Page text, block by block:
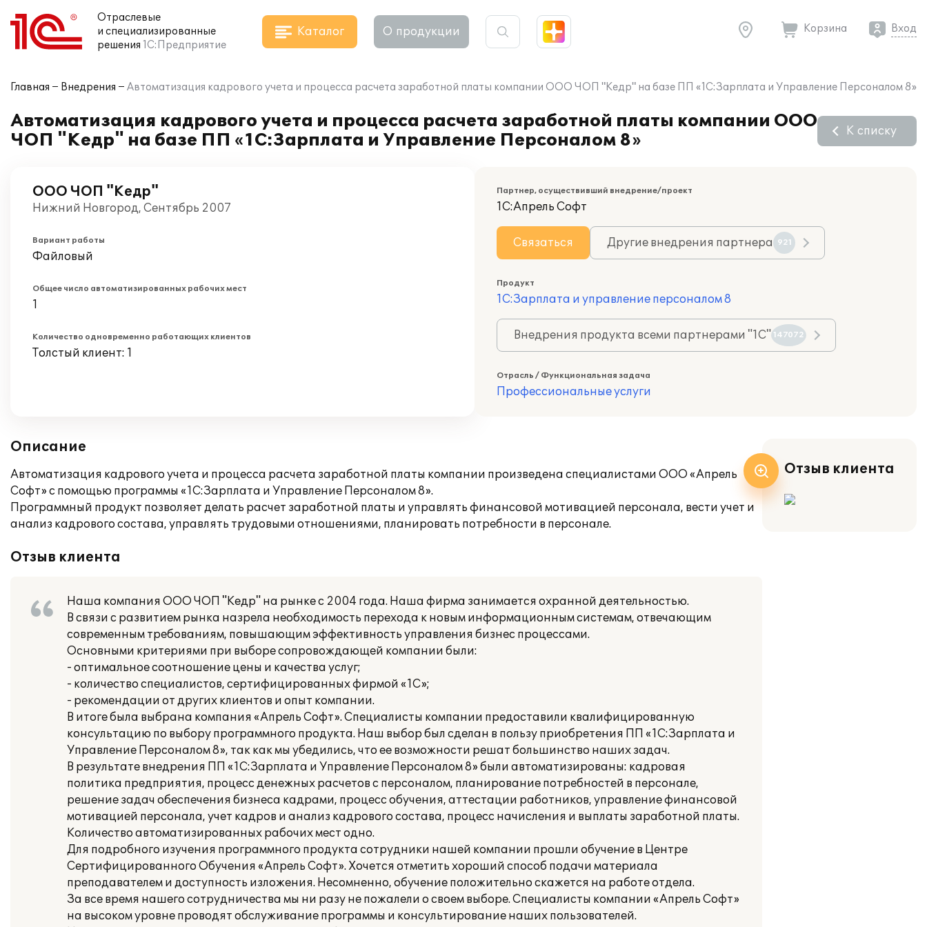
Отраслевые
и специализированные
решения 1С:Предприятие
Каталог О продукции Корзина Вход
Главная Внедрения Автоматизация кадрового учета и процесса расчета заработной платы компании ООО ЧОП "Кедр" на базе ПП «1С:Зарплата и Управление Персоналом 8»
Автоматизация кадрового учета и процесса расчета заработной платы компании ООО
ЧОП "Кедр" на базе ПП «1С:Зарплата и Управление Персоналом 8»
К списку
ООО ЧОП "Кедр"
Нижний Новгород, Сентябрь 2007
Вариант работы
Файловый
Общее число автоматизированных рабочих мест
1
Количество одновременно работающих клиентов
Толстый клиент: 1
Партнер, осуществивший внедрение/проект
1С:Апрель Софт
Связаться Другие внедрения партнера 921
Продукт
1С:Зарплата и управление персоналом 8
Внедрения продукта всеми партнерами "1С" 147072
Отрасль / Функциональная задача
Профессиональные услуги
Описание
Автоматизация кадрового учета и процесса расчета заработной платы компании произведена специалистами ООО «Апрель
Софт» с помощью программы «1С:Зарплата и Управление Персоналом 8».
Программный продукт позволяет делать расчет заработной платы и управлять финансовой мотивацией персонала, вести учет и
анализ кадрового состава, управлять трудовыми отношениями, планировать потребности в персонале.
Отзыв клиента
Наша компания ООО ЧОП "Кедр" на рынке с 2004 года. Наша фирма занимается охранной деятельностью.
В связи с развитием рынка назрела необходимость перехода к новым информационным системам, отвечающим
современным требованиям, повышающим эффективность управления бизнес процессами.
Основными критериями при выборе сопровождающей компании были:
- оптимальное соотношение цены и качества услуг;
- количество специалистов, сертифицированных фирмой «1С»;
- рекомендации от других клиентов и опыт компании.
В итоге была выбрана компания «Апрель Софт». Специалисты компании предоставили квалифицированную
консультацию по выбору программного продукта. Наш выбор был сделан в пользу приобретения ПП «1С:Зарплата и
Управление Персоналом 8», так как мы убедились, что ее возможности решат большинство наших задач.
В результате внедрения ПП «1С:Зарплата и Управление Персоналом 8» были автоматизированы: кадровая
политика предприятия, процесс денежных расчетов с персоналом, планирование потребностей в персонале,
решение задач обеспечения бизнеса кадрами, процесс обучения, аттестации работников, управление финансовой
мотивацией персонала, учет кадров и анализ кадрового состава, процесс начисления и выплаты заработной платы.
Количество автоматизированных рабочих мест одно.
Для подробного изучения программного продукта сотрудники нашей компании прошли обучение в Центре
Сертифицированного Обучения «Апрель Софт». Хочется отметить хороший способ подачи материала
преподавателем и доступность изложения. Несомненно, обучение положительно скажется на работе отдела.
За все время нашего сотрудничества мы ни разу не пожалели о своем выборе. Специалисты компании «Апрель Софт»
на высоком уровне проводят обслуживание программы и консультирование наших пользователей.
Отзыв клиента